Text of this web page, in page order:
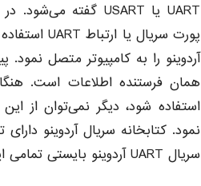
استفاده شود، دیگر نمی‌توان از
نمود. کتابخانه سریال آردوینو
سریال UART آردوینو بایستی تمامی این توابع را به درستی بررسی و درک کرده باشیم.